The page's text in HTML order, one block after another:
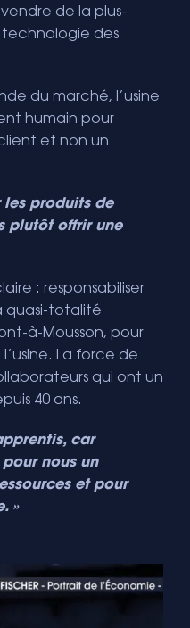
de la plus-
des
du marché, l’usine
humain pour
et non un
les produits de
plutôt offrir une
: responsabiliser
quasi-totalité
à-Mousson, pour
La force de
qui ont un
40 ans.
car
nous un
et pour
»